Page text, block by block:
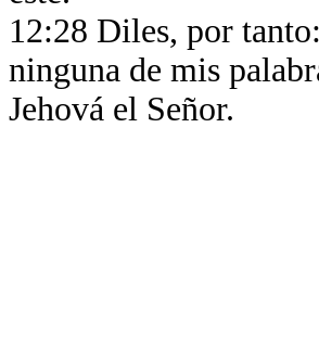
12:28 Diles, por
ninguna de mis
Jehová el Señor.